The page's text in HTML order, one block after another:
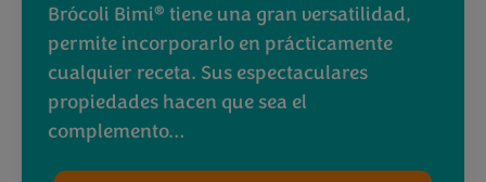
Brócoli Bimi® tiene una gran versatilidad,
permite incorporarlo en prácticamente
cualquier receta. Sus espectaculares
propiedades hacen que sea el
complemento…